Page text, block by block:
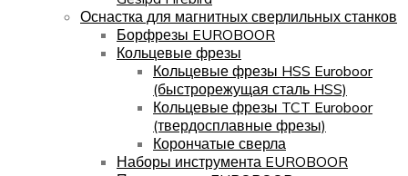
Оснастка для магнитных сверлильных станков
Борфрезы EUROBOOR
Кольцевые фрезы
Кольцевые фрезы HSS Euroboor
(быстрорежущая сталь HSS)
Кольцевые фрезы TCT Euroboor
(твердосплавные фрезы)
Корончатые сверла
Наборы инструмента EUROBOOR